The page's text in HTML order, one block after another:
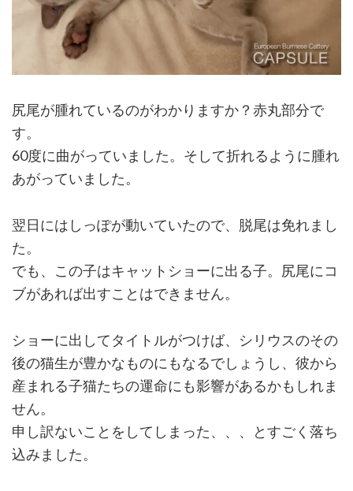
尻尾が腫れているのがわかりますか？赤丸部分で
す。
60度に曲がっていました。そして折れるように腫れ
あがっていました。
翌日にはしっぽが動いていたので、脱尾は免れまし
た。
でも、この子はキャットショーに出る子。尻尾にコ
ブがあれば出すことはできません。
ショーに出してタイトルがつけば、シリウスのその
後の猫生が豊かなものにもなるでしょうし、彼から
産まれる子猫たちの運命にも影響があるかもしれま
せん。
申し訳ないことをしてしまった、、、とすごく落ち
込みました。